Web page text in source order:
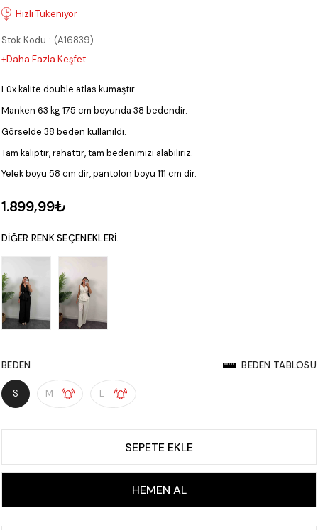
Stok Kodu
(A16839)
+Daha Fazla Keşfet
Lüx kalite double atlas kumaştır.
Manken 63 kg 175 cm boyunda 38 bedendir.
Görselde 38 beden kullanıldı.
Tam kalıptır, rahattır, tam bedenimizi alabiliriz.
Yelek boyu 58 cm dir, pantolon boyu 111 cm dir.
1.899,99₺
DIĞER RENK SEÇENEKLERI.
BEDEN TABLOSU
BEDEN
S M L